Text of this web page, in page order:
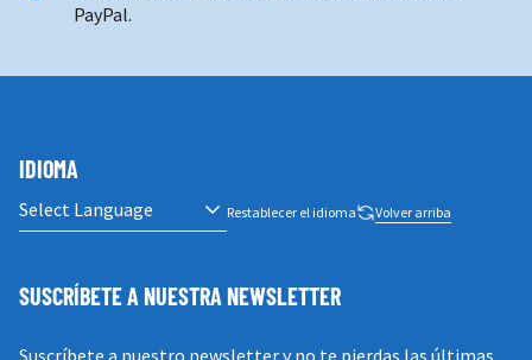
PayPal.
IDIOMA
Restablecer el idioma Volver arriba
SUSCRÍBETE A NUESTRA NEWSLETTER
Suscríbete a nuestro newsletter y no te pierdas las últimas